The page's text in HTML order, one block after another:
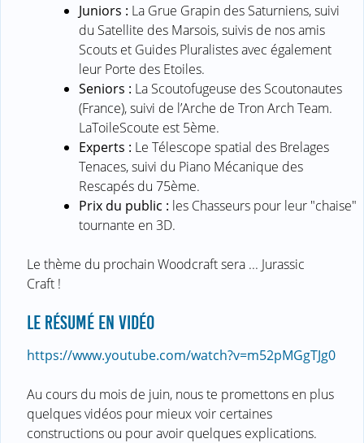
Juniors : La Grue Grapin des Saturniens, suivi
du Satellite des Marsois, suivis de nos amis
Scouts et Guides Pluralistes avec également
leur Porte des Etoiles.
Seniors : La Scoutofugeuse des Scoutonautes
(France), suivi de l’Arche de Tron Arch Team.
LaToileScoute est 5ème.
Experts : Le Télescope spatial des Brelages
Tenaces, suivi du Piano Mécanique des
Rescapés du 75ème.
Prix du public : les Chasseurs pour leur "chaise"
tournante en 3D.
Le thème du prochain Woodcraft sera ... Jurassic
Craft !
LE RÉSUMÉ EN VIDÉO
https://www.youtube.com/watch?v=m52pMGgTJg0
Au cours du mois de juin, nous te promettons en plus
quelques vidéos pour mieux voir certaines
constructions ou pour avoir quelques explications.